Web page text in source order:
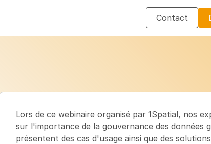
Contact
Lors de ce webinaire organisé par 1Spatial, nos
sur l'importance de la gouvernance des données
présentent des cas d'usage ainsi que des